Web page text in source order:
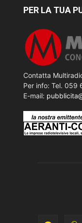
PER LA TUA
Contatta
Per info: Tel. 059
E-mail: